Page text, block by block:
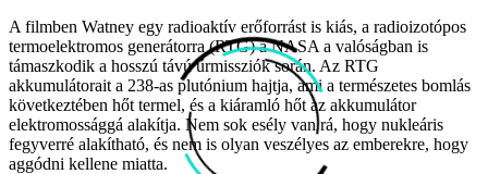
A filmben Watney egy radioaktív erőforrást is kiás, a radioizotópos
termoelektromos generátorra (RTG) a NASA a valóságban is
támaszkodik a hosszú távú űrmissziók során. Az RTG
akkumulátorait a 238-as plutónium hajtja, ami a természetes bomlás
következtében hőt termel, és a kiáramló hőt az akkumulátor
elektromossággá alakítja. Nem sok esély van rá, hogy nukleáris
fegyverré alakítható, és nem is olyan veszélyes az emberekre, hogy
aggódni kellene miatta.